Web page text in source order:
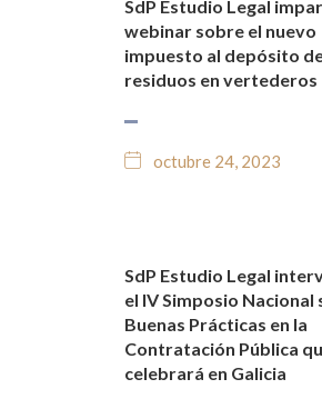
NOTICIAS Y BLOG
SdP Estudio Legal
webinar sobre el nuevo
impuesto al depósito
residuos en vertederos
octubre 24, 2023
NOTICIAS Y BLOG
SdP Estudio Legal
el IV Simposio Nacional
Buenas Prácticas en la
Contratación Pública
celebrará en Galicia